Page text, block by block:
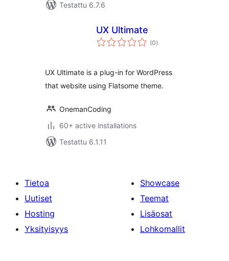
Testattu 6.7.6
UX Ultimate
(0arvosanat
yhteensä
)
UX Ultimate is a plug-in for WordPress
that website using Flatsome theme.
OnemanCoding
60+ active installations
Testattu 6.1.11
Tietoa
Uutiset
Hosting
Yksityisyys
Showcase
Teemat
Lisäosat
Lohkomallit